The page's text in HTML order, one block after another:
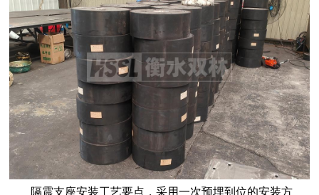
隔震支座安装工艺要点，采用一次预埋到位的安装方